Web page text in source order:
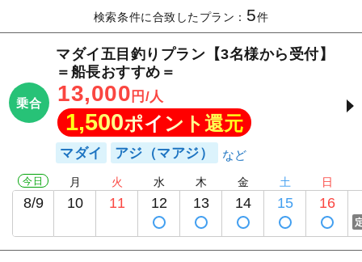
検索条件に合致したプラン： 5件
乗合
マダイ五目釣りプラン【3名様から受付】
＝船長おすすめ＝
13,000 円/人
1,500ポイント還元
マダイ アジ（マアジ）
今日
8/9
月
10
火
11
水
12
木
13
金
14
土
15
日
16